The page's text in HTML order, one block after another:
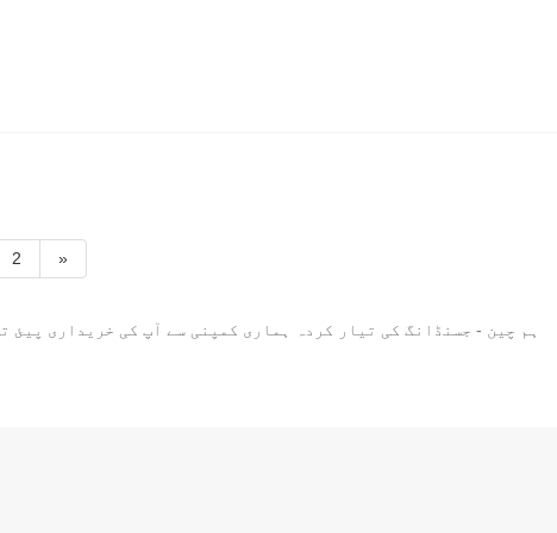
2 »
ہم چین - جسنڈانگ کی تیار کردہ ہماری کمپنی سے آپ کی خریداری